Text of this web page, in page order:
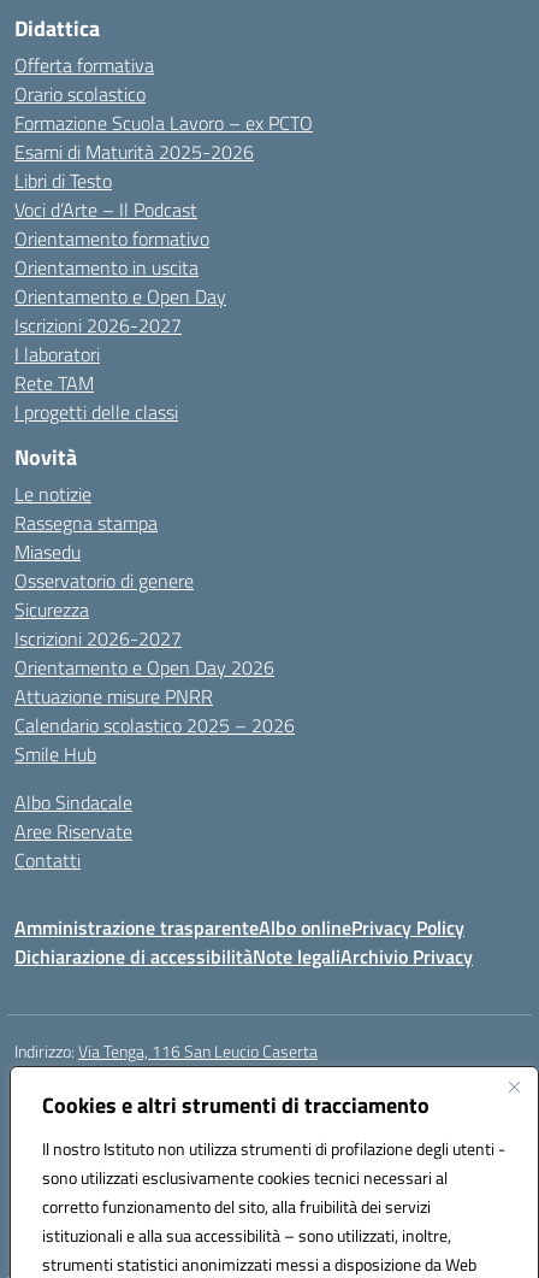
Cookies e altri strumenti di tracciamento
Il nostro Istituto non utilizza strumenti di profilazione degli utenti -
sono utilizzati esclusivamente cookies tecnici necessari al
corretto funzionamento del sito, alla fruibilità dei servizi
istituzionali e alla sua accessibilità – sono utilizzati, inoltre,
strumenti statistici anonimizzati messi a disposizione da Web
Didattica
Offerta formativa
Orario scolastico
Formazione Scuola Lavoro – ex PCTO
Esami di Maturità 2025-2026
Libri di Testo
Voci d’Arte – Il Podcast
Orientamento formativo
Orientamento in uscita
Orientamento e Open Day
Iscrizioni 2026-2027
I laboratori
Rete TAM
I progetti delle classi
Novità
Le notizie
Rassegna stampa
Miasedu
Osservatorio di genere
Sicurezza
Iscrizioni 2026-2027
Orientamento e Open Day 2026
Attuazione misure PNRR
Calendario scolastico 2025 – 2026
Smile Hub
Albo Sindacale
Aree Riservate
Contatti
Amministrazione trasparenteAlbo onlinePrivacy Policy
Dichiarazione di accessibilitàNote legaliArchivio Privacy
Indirizzo:Via Tenga, 116 San Leucio Caserta
Centralino:
Posta elettronica certificata (PEC):ceis042009@pec.istruzione.it
Codice fiscale: 93098380616
Codice meccanografico:CEIS042009
Codice Indice delle Pubbliche Amministrazioni (IPA): islasleu
Codice unico di fatturazione (CUF): UFLTNX